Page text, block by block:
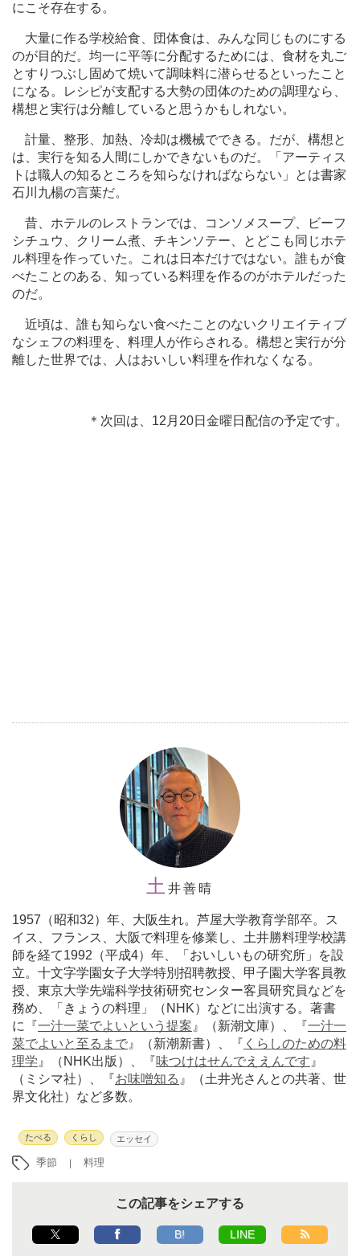
にこそ存在する。
大量に作る学校給食、団体食は、みんな同じものにする
のが目的だ。均一に平等に分配するためには、食材を丸ご
とすりつぶし固めて焼いて調味料に潜らせるといったこと
になる。レシピが支配する大勢の団体のための調理なら、
構想と実行は分離していると思うかもしれない。
計量、整形、加熱、冷却は機械でできる。だが、構想と
は、実行を知る人間にしかできないものだ。「アーティス
トは職人の知るところを知らなければならない」とは書家
石川九楊の言葉だ。
昔、ホテルのレストランでは、コンソメスープ、ビーフ
シチュウ、クリーム煮、チキンソテー、とどこも同じホテ
ル料理を作っていた。これは日本だけではない。誰もが食
べたことのある、知っている料理を作るのがホテルだった
のだ。
近頃は、誰も知らない食べたことのないクリエイティブ
なシェフの料理を、料理人が作らされる。構想と実行が分
離した世界では、人はおいしい料理を作れなくなる。
＊次回は、12月20日金曜日配信の予定です。
土 井善晴
1957（昭和32）年、大阪生れ。芦屋大学教育学部卒。ス
イス、フランス、大阪で料理を修業し、土井勝料理学校講
師を経て1992（平成4）年、「おいしいもの研究所」を設
立。十文字学園女子大学特別招聘教授、甲子園大学客員教
授、東京大学先端科学技術研究センター客員研究員などを
務め、「きょうの料理」（NHK）などに出演する。著書
に『一汁一菜でよいという提案 』（新潮文庫）、『一汁一
菜でよいと至るまで 』（新潮新書）、『 くらしのための料
理学 』（NHK出版）、『味つけはせんでええんです 』
（ミシマ社）、『お味噌知る 』（土井光さんとの共著、世
界文化社）など多数。
たべる くらし エッセイ
季節 料理
この記事をシェアする
B! LINE